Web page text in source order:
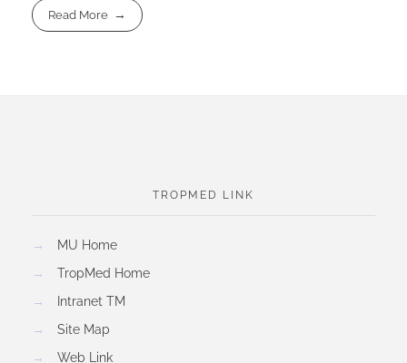
Read More
TROPMED LINK
→
MU Home
→
TropMed Home
→
Intranet TM
→
Site Map
→
Web Link